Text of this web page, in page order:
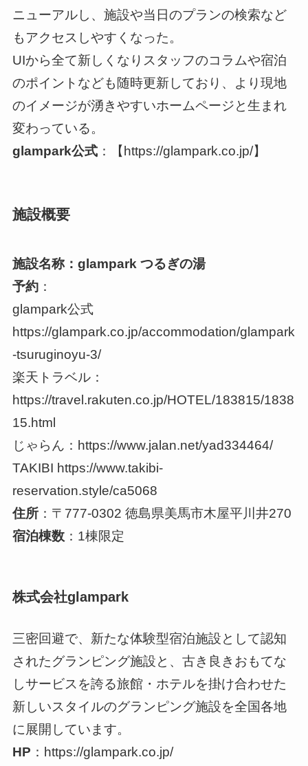
ニューアルし、施設や当日のプランの検索など
もアクセスしやすくなった。
UIから全て新しくなりスタッフのコラムや宿泊
のポイントなども随時更新しており、より現地
のイメージが湧きやすいホームページと生まれ
変わっている。
glampark公式：【https://glampark.co.jp/】
施設概要
施設名称：glampark つるぎの湯
予約：
glampark公式
https://glampark.co.jp/accommodation/glampark
-tsuruginoyu-3/
楽天トラベル：
https://travel.rakuten.co.jp/HOTEL/183815/1838
15.html
じゃらん：https://www.jalan.net/yad334464/
TAKIBI https://www.takibi-
reservation.style/ca5068
住所：〒777-0302 徳島県美馬市木屋平川井270
宿泊棟数：1棟限定
株式会社glampark
三密回避で、新たな体験型宿泊施設として認知
されたグランピング施設と、古き良きおもてな
しサービスを誇る旅館・ホテルを掛け合わせた
新しいスタイルのグランピング施設を全国各地
に展開しています。
HP ：https://glampark.co.jp/